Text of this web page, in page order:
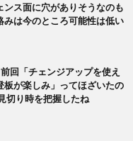
ス面に穴がありそうなのも
みは今のところ可能性は低い
回「チェンジアップを使え
が楽しみ」ってほざいたの
切り時を把握したね